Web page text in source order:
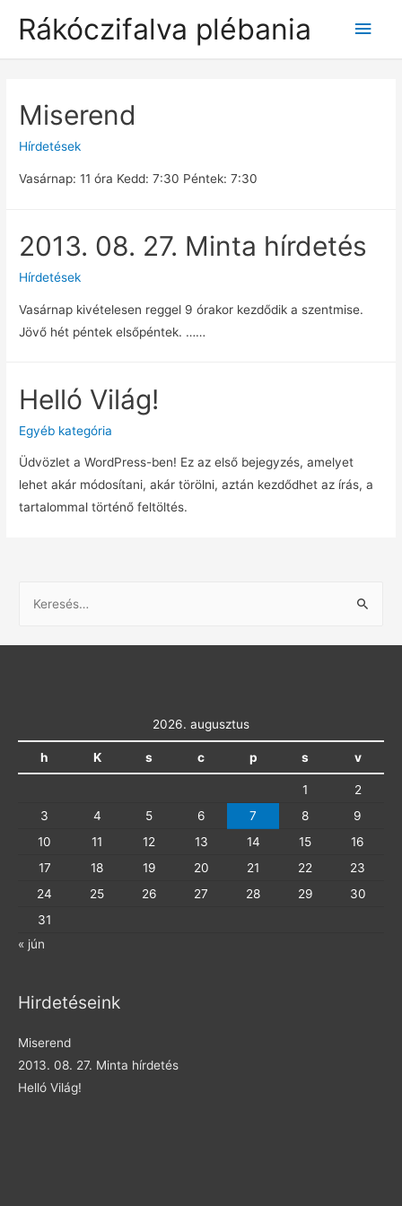
Rákóczifalva plébania
Main
Miserend
Hírdetések
Vasárnap: 11 óra Kedd: 7:30 Péntek: 7:30
2013. 08. 27. Minta hírdetés
Hírdetések
Vasárnap kivételesen reggel 9 órakor kezdődik a szentmise.
Jövő hét péntek elsőpéntek. ……
Helló Világ!
Egyéb kategória
Üdvözlet a WordPress-ben! Ez az első bejegyzés, amelyet
lehet akár módosítani, akár törölni, aztán kezdődhet az írás, a
tartalommal történő feltöltés.
s
2026. augusztus
h K s c p s v
1
2
3
4 5 6 7 8
9
10
11 12 13 14 15
16
17
18 19 20 21 22
23
24
25 26 27 28 29
30
31
« jún
Hirdetéseink
Miserend
2013. 08. 27. Minta hírdetés
Helló Világ!